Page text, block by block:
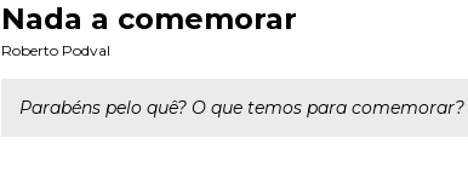
Nada a comemorar
Roberto Podval
Parabéns pelo quê? O que temos para